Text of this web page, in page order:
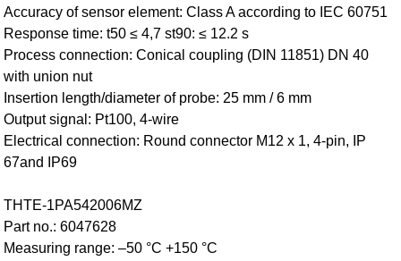
Accuracy of sensor element: Class A according to IEC 60751
Response time: t50 ≤ 4,7 st90: ≤ 12.2 s
Process connection: Conical coupling (DIN 11851) DN 40
with union nut
Insertion length/diameter of probe: 25 mm / 6 mm
Output signal: Pt100, 4-wire
Electrical connection: Round connector M12 x 1, 4-pin, IP
67and IP69
THTE-1PA542006MZ
Part no.: 6047628
Measuring range: –50 °C +150 °C